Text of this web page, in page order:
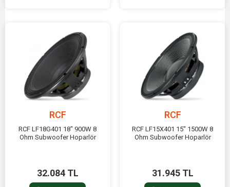
RCF
RCF LF18G401 18" 900W 8
Ohm Subwoofer Hoparlör
32.084 TL
RCF
RCF LF15X401 15" 1500W 8
Ohm Subwoofer Hoparlör
31.945 TL